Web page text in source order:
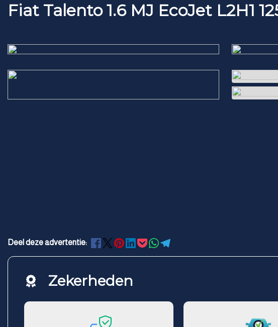
Fiat Talento 1.6 MJ EcoJet L2H1
Deel deze advertentie:
Zekerheden